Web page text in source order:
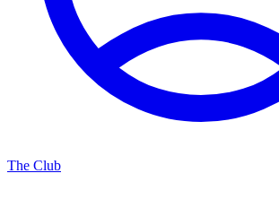
The Club